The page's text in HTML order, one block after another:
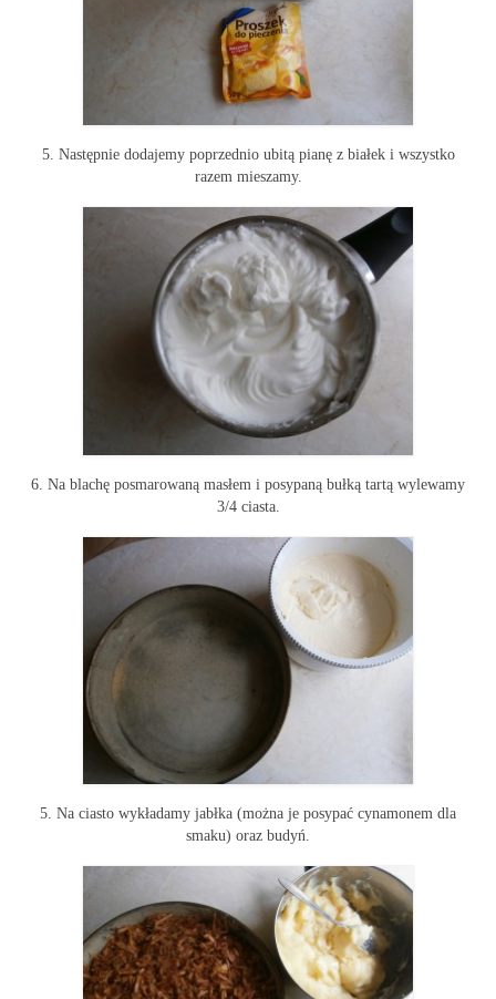
5. Następnie dodajemy poprzednio ubitą pianę z białek i wszystko
razem mieszamy.
6. Na blachę posmarowaną masłem i posypaną bułką tartą wylewamy
3/4 ciasta.
5. Na ciasto wykładamy jabłka (można je posypać cynamonem dla
smaku) oraz budyń.